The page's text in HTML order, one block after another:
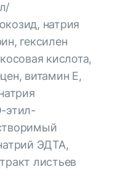
натрия
гексилен
кислота,
витамин Е,
этил-
ЭДТА,
листьев